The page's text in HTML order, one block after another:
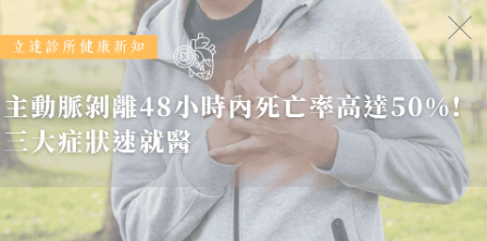
健康报报